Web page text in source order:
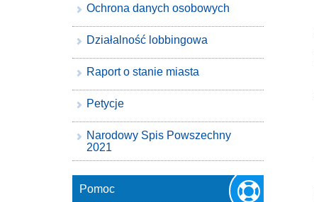
Ochrona danych osobowych
Działalność lobbingowa
Raport o stanie miasta
Petycje
Narodowy Spis Powszechny
2021
Pomoc